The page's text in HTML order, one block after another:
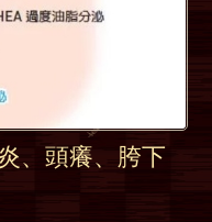
、頭癢、胯下